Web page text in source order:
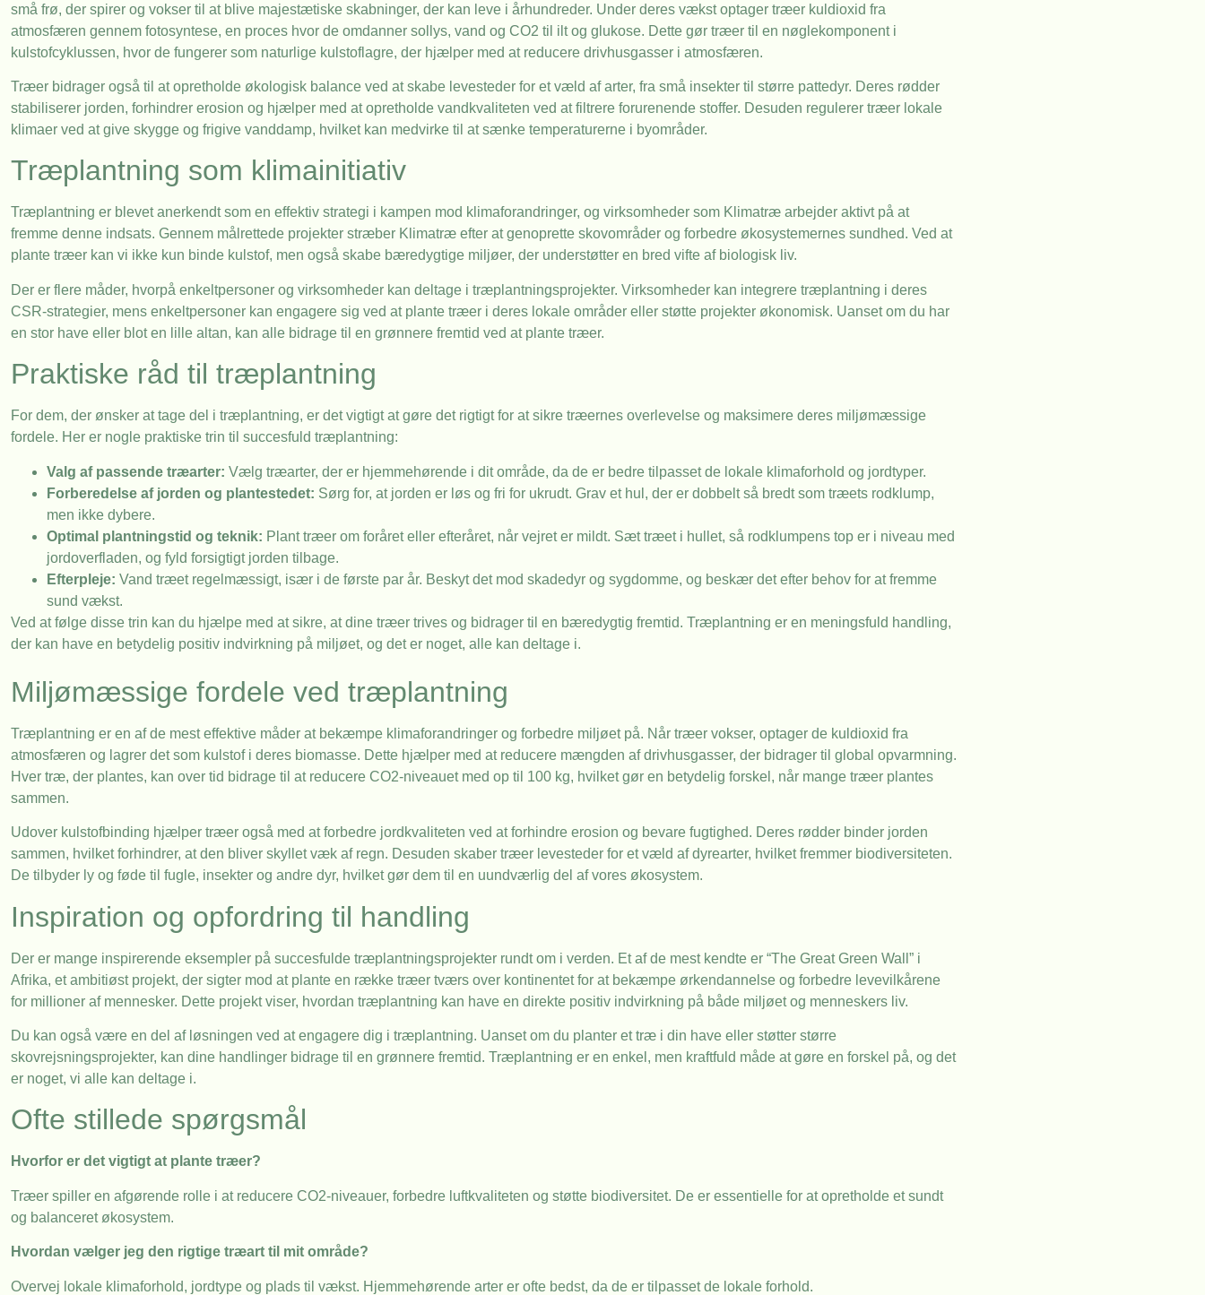
små frø, der spirer og vokser til at blive majestætiske skabninger, der kan leve i århundreder. Under deres vækst optager træer kuldioxid fra
atmosfæren gennem fotosyntese, en proces hvor de omdanner sollys, vand og CO2 til ilt og glukose. Dette gør træer til en nøglekomponent i
kulstofcyklussen, hvor de fungerer som naturlige kulstoflagre, der hjælper med at reducere drivhusgasser i atmosfæren.
Træer bidrager også til at opretholde økologisk balance ved at skabe levesteder for et væld af arter, fra små insekter til større pattedyr. Deres rødder
stabiliserer jorden, forhindrer erosion og hjælper med at opretholde vandkvaliteten ved at filtrere forurenende stoffer. Desuden regulerer træer lokale
klimaer ved at give skygge og frigive vanddamp, hvilket kan medvirke til at sænke temperaturerne i byområder.
Træplantning som klimainitiativ
Træplantning er blevet anerkendt som en effektiv strategi i kampen mod klimaforandringer, og virksomheder som Klimatræ arbejder aktivt på at
fremme denne indsats. Gennem målrettede projekter stræber Klimatræ efter at genoprette skovområder og forbedre økosystemernes sundhed. Ved at
plante træer kan vi ikke kun binde kulstof, men også skabe bæredygtige miljøer, der understøtter en bred vifte af biologisk liv.
Der er flere måder, hvorpå enkeltpersoner og virksomheder kan deltage i træplantningsprojekter. Virksomheder kan integrere træplantning i deres
CSR-strategier, mens enkeltpersoner kan engagere sig ved at plante træer i deres lokale områder eller støtte projekter økonomisk. Uanset om du har
en stor have eller blot en lille altan, kan alle bidrage til en grønnere fremtid ved at plante træer.
Praktiske råd til træplantning
For dem, der ønsker at tage del i træplantning, er det vigtigt at gøre det rigtigt for at sikre træernes overlevelse og maksimere deres miljømæssige
fordele. Her er nogle praktiske trin til succesfuld træplantning:
Valg af passende træarter: Vælg træarter, der er hjemmehørende i dit område, da de er bedre tilpasset de lokale klimaforhold og jordtyper.
Forberedelse af jorden og plantestedet: Sørg for, at jorden er løs og fri for ukrudt. Grav et hul, der er dobbelt så bredt som træets rodklump,
men ikke dybere.
Optimal plantningstid og teknik: Plant træer om foråret eller efteråret, når vejret er mildt. Sæt træet i hullet, så rodklumpens top er i niveau med
jordoverfladen, og fyld forsigtigt jorden tilbage.
Efterpleje: Vand træet regelmæssigt, især i de første par år. Beskyt det mod skadedyr og sygdomme, og beskær det efter behov for at fremme
sund vækst.
Ved at følge disse trin kan du hjælpe med at sikre, at dine træer trives og bidrager til en bæredygtig fremtid. Træplantning er en meningsfuld handling,
der kan have en betydelig positiv indvirkning på miljøet, og det er noget, alle kan deltage i.
Miljømæssige fordele ved træplantning
Træplantning er en af de mest effektive måder at bekæmpe klimaforandringer og forbedre miljøet på. Når træer vokser, optager de kuldioxid fra
atmosfæren og lagrer det som kulstof i deres biomasse. Dette hjælper med at reducere mængden af drivhusgasser, der bidrager til global opvarmning.
Hver træ, der plantes, kan over tid bidrage til at reducere CO2-niveauet med op til 100 kg, hvilket gør en betydelig forskel, når mange træer plantes
sammen.
Udover kulstofbinding hjælper træer også med at forbedre jordkvaliteten ved at forhindre erosion og bevare fugtighed. Deres rødder binder jorden
sammen, hvilket forhindrer, at den bliver skyllet væk af regn. Desuden skaber træer levesteder for et væld af dyrearter, hvilket fremmer biodiversiteten.
De tilbyder ly og føde til fugle, insekter og andre dyr, hvilket gør dem til en uundværlig del af vores økosystem.
Inspiration og opfordring til handling
Der er mange inspirerende eksempler på succesfulde træplantningsprojekter rundt om i verden. Et af de mest kendte er “The Great Green Wall” i
Afrika, et ambitiøst projekt, der sigter mod at plante en række træer tværs over kontinentet for at bekæmpe ørkendannelse og forbedre levevilkårene
for millioner af mennesker. Dette projekt viser, hvordan træplantning kan have en direkte positiv indvirkning på både miljøet og menneskers liv.
Du kan også være en del af løsningen ved at engagere dig i træplantning. Uanset om du planter et træ i din have eller støtter større
skovrejsningsprojekter, kan dine handlinger bidrage til en grønnere fremtid. Træplantning er en enkel, men kraftfuld måde at gøre en forskel på, og det
er noget, vi alle kan deltage i.
Ofte stillede spørgsmål
Hvorfor er det vigtigt at plante træer?
Træer spiller en afgørende rolle i at reducere CO2-niveauer, forbedre luftkvaliteten og støtte biodiversitet. De er essentielle for at opretholde et sundt
og balanceret økosystem.
Hvordan vælger jeg den rigtige træart til mit område?
Overvej lokale klimaforhold, jordtype og plads til vækst. Hjemmehørende arter er ofte bedst, da de er tilpasset de lokale forhold.